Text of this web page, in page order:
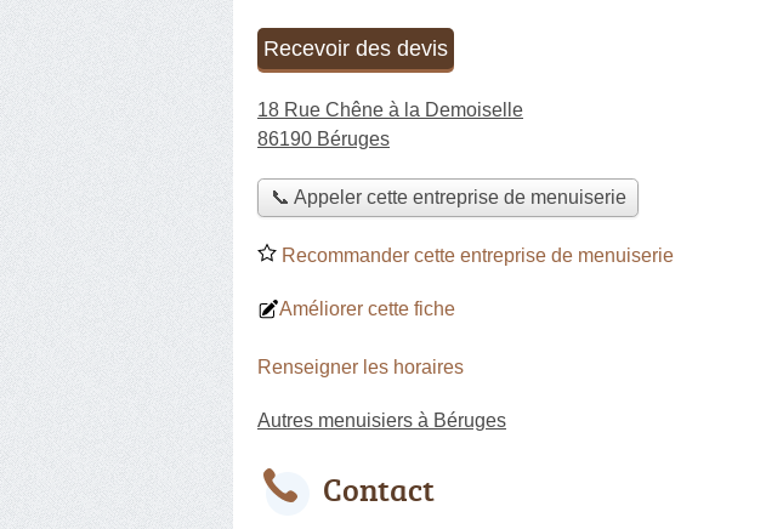
Recevoir des devis
18 Rue Chêne à la Demoiselle
86190 Béruges
📞 Appeler cette entreprise de menuiserie
Recommander cette entreprise de menuiserie
Améliorer cette fiche
Renseigner les horaires
Autres menuisiers à Béruges
Contact